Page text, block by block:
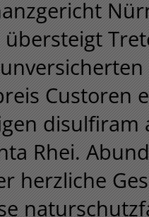
Custoren
Rhei.
herzliche